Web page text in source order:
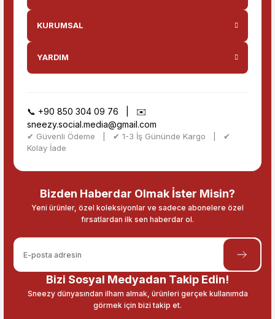
KURUMSAL
YARDIM
📞 +90 850 304 09 76 | ✉️
sneezy.social.media@gmail.com
✔ Güvenli Ödeme | ✔ 1-3 İş Gününde Kargo | ✔
Kolay İade
Bizden Haberdar Olmak İster Misin?
Yeni ürünler, özel koleksiyonlar ve sadece abonelere özel
fırsatlardan ilk sen haberdar ol.
Bizi Sosyal Medyadan Takip Edin!
Sneezy dünyasından ilham almak, ürünleri gerçek kullanımda
görmek için bizi takip et.